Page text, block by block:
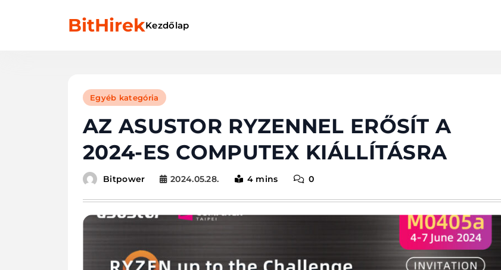
BitHirekKezdőlap
Egyéb kategória
AZ ASUSTOR RYZENNEL ERŐSÍT A
2024-ES COMPUTEX KIÁLLÍTÁSRA
Bitpower 2024.05.28. 4 mins 0